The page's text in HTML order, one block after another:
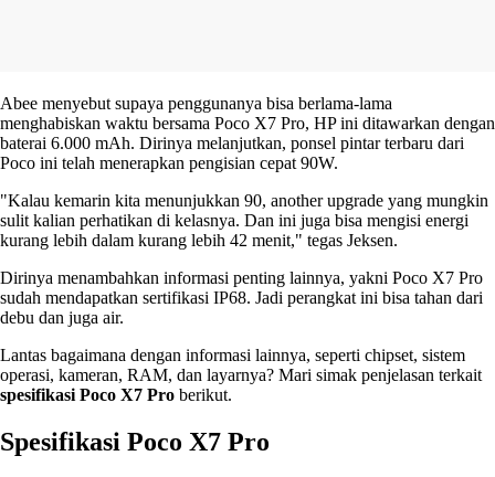
Abee menyebut supaya penggunanya bisa berlama-lama
menghabiskan waktu bersama Poco X7 Pro, HP ini ditawarkan dengan
baterai 6.000 mAh. Dirinya melanjutkan, ponsel pintar terbaru dari
Poco ini telah menerapkan pengisian cepat 90W.
"Kalau kemarin kita menunjukkan 90, another upgrade yang mungkin
sulit kalian perhatikan di kelasnya. Dan ini juga bisa mengisi energi
kurang lebih dalam kurang lebih 42 menit," tegas Jeksen.
Dirinya menambahkan informasi penting lainnya, yakni Poco X7 Pro
sudah mendapatkan sertifikasi IP68. Jadi perangkat ini bisa tahan dari
debu dan juga air.
Lantas bagaimana dengan informasi lainnya, seperti chipset, sistem
operasi, kameran, RAM, dan layarnya? Mari simak penjelasan terkait
spesifikasi Poco X7 Pro berikut.
Spesifikasi Poco X7 Pro